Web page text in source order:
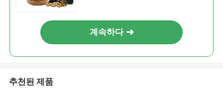
계속하다
추천된 제품